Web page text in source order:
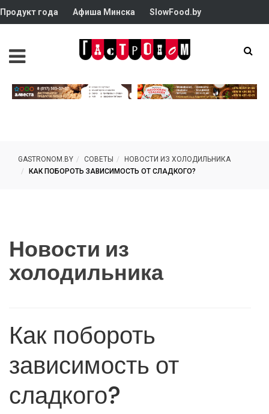
Продукт года Афиша Минска SlowFood.by
GASTRONOM.BY СОВЕТЫ
НОВОСТИ ИЗ ХОЛОДИЛЬНИКА
КАК ПОБОРОТЬ ЗАВИСИМОСТЬ ОТ СЛАДКОГО?
Новости из
холодильника
Как побороть
зависимость от
сладкого?